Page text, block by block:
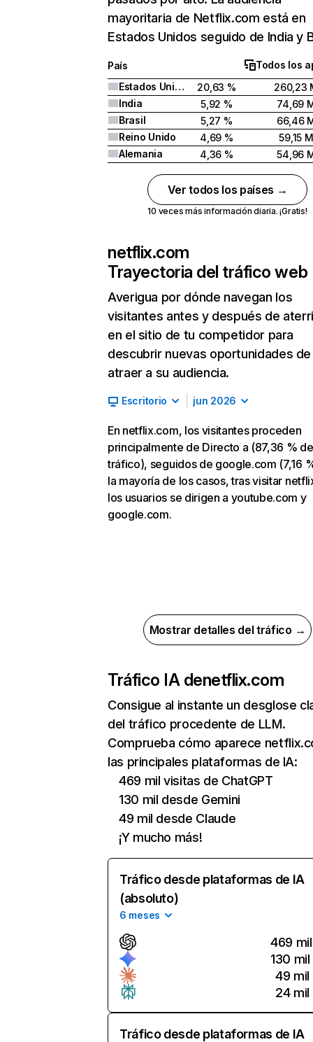
mayoritaria de Netflix.com está en
Estados Unidos seguido de India y
País
Todos los
Estados Unidos
20,63 %
260,23
India
5,92 %
74,69
Brasil
5,27 %
66,46
Reino Unido
4,69 %
59,15 M
Alemania
4,36 % 54,96
Ver todos los países →
10 veces más información diaria. ¡Gratis!
netflix.com
Trayectoria del tráfico web
Averigua por dónde navegan los
visitantes antes y después de
en el sitio de tu competidor para
descubrir nuevas oportunidades de
atraer a su audiencia.
Escritorio jun 2026
En netflix.com, los visitantes proceden
principalmente de Directo a (87,36 % de
tráfico), seguidos de google.com (7,16
la mayoría de los casos, tras visitar
los usuarios se dirigen a youtube.com y
google.com.
Mostrar detalles del tráfico →
Tráfico IA denetflix.com
Consigue al instante un desglose
del tráfico procedente de LLM.
Comprueba cómo aparece
las principales plataformas de IA:
469 mil visitas de ChatGPT
130 mil desde Gemini
49 mil desde Claude
¡Y mucho más!
Tráfico desde plataformas de IA
(absoluto)
6 meses
469 mil
130 mil
49 mil
24 mil
Tráfico desde plataformas de IA